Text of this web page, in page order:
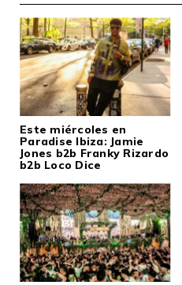
Este miércoles en
Paradise Ibiza: Jamie
Jones b2b Franky Rizardo
b2b Loco Dice